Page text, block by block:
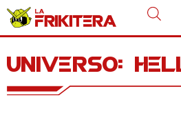
contenido
Universo: